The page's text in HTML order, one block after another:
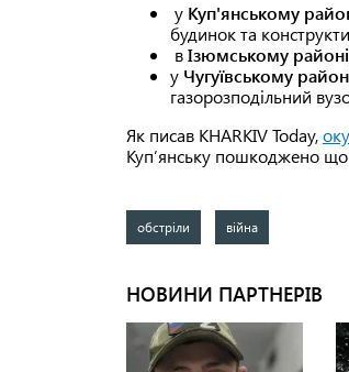
у Куп'янському
будинок та
вІзюмському районі
у Чугуївському
газорозподільний
Як писав KHARKIV Today,
Купʼянську пошкоджено
обстріли війна